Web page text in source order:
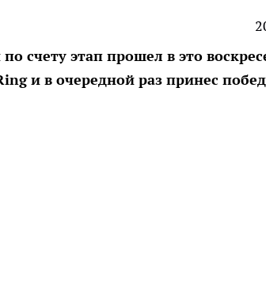
счету этап прошел в это
и в очередной раз принес